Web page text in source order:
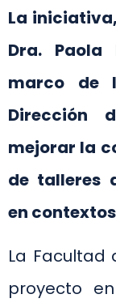
La
Dra. Paola
marco de
Dirección
mejorar la
de talleres
en
La Facultad
proyecto